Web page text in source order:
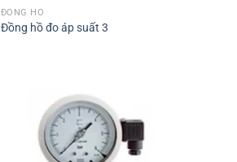
ĐỒNG HỒ
Đồng hồ đo áp suất 3